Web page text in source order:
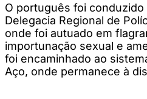
O português foi conduzido
Delegacia Regional de
onde foi autuado em
importunação sexual e
foi encaminhado ao
Aço, onde permanece à